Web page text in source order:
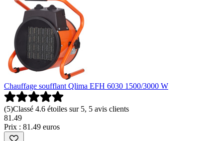
Chauffage soufflant Qlima EFH 6030 1500/3000 W
(5)Classé 4.6 étoiles sur 5, 5 avis clients
81 .49
Prix : 81.49 euros